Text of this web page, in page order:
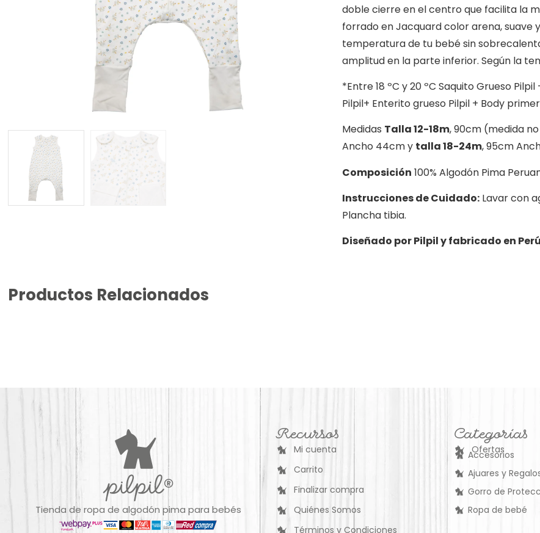
doble cierre en el centro que facilita la
forrado en Jacquard color arena, suave
temperatura de tu bebé sin
amplitud en la parte inferior. Según la
*Entre 18 ºC y 20 ºC Saquito Grueso
Pilpil+ Enterito grueso Pilpil + Body
Medidas Talla 12-18m, 90cm (medida
Ancho 44cm y talla 18-24m, 95cm
Composición 100% Algodón Pima
Instrucciones de Cuidado: Lavar con
Plancha tibia.
Diseñado por Pilpil y fabricado en
Productos Relacionados
Tienda de ropa de algodón pima para bebés
Recursos
Mi cuenta
Carrito
Finalizar compra
Quiénes Somos
Términos y Condiciones
Categorías
Ofertas
Accesorios
Ajuares y
Gorro de
Ropa de bebé